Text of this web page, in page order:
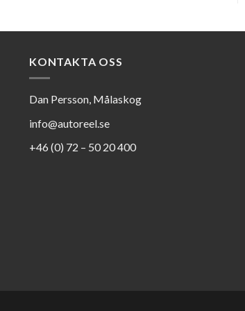
KONTAKTA OSS
Dan Persson, Målaskog
info@autoreel.se
+46 (0) 72 – 50 20 400